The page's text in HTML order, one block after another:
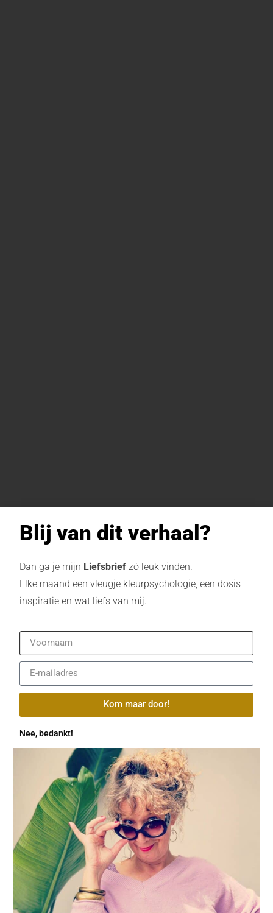
Blij van dit verhaal?
Dan ga je mijn Liefsbrief zó leuk vinden.
Elke maand een vleugje kleurpsychologie, een dosis
inspiratie en wat liefs van mij.
Kom maar door!
Nee, bedankt!